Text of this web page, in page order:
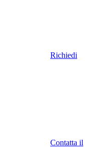
Richiedi
Contatta il